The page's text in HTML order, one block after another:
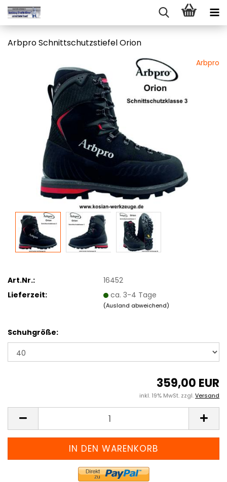
Arb­pro Schnitt­schutz­stie­fel Orion
Arbpro
Art.Nr.:
16452
Lieferzeit:
ca. 3-4 Tage
(Ausland abweichend)
Schuhgröße:
359,00 EUR
inkl. 19% MwSt. zzgl.Versand